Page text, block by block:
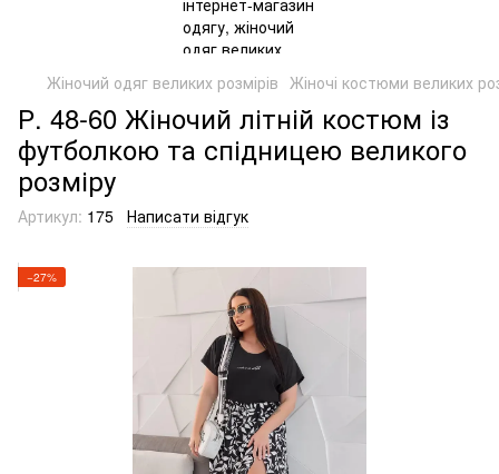
Жіночий одяг великих розмірів Жіночі костюми великих
Р. 48-60 Жіночий літній костюм із
футболкою та спідницею великого
розміру
Артикул: 175 Написати відгук
−27%